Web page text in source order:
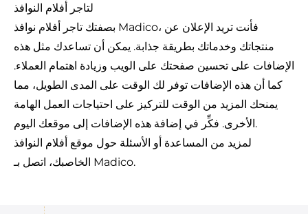
لتاجر أفلام النوافذ
بصفتك تاجر أفلام نوافذ Madico، فأنت تريد الإعلان عن
منتجاتك وخدماتك بطريقة جذابة. يمكن أن تساعدك مثل هذه
الإضافات على تحسين صفحتك على الويب وزيادة اهتمام العملاء.
كما أن هذه الإضافات توفر لك الوقت على المدى الطويل، مما
يمنحك المزيد من الوقت للتركيز على احتياجات العمل الهامة
الأخرى. فكِّر في إضافة هذه الإضافات إلى موقعك اليوم.
لمزيد من المساعدة أو الأسئلة حول موقع أفلام النوافذ
الخاص بك، اتصل بـ Madico.